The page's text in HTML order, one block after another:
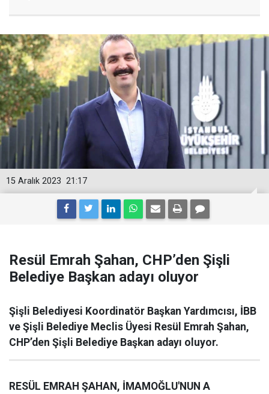
21:17
15 Aralık 2023
Resül Emrah Şahan, CHP’den Şişli
Belediye Başkan adayı oluyor
Şişli Belediyesi Koordinatör Başkan Yardımcısı, İBB
ve Şişli Belediye Meclis Üyesi Resül Emrah Şahan,
CHP’den Şişli Belediye Başkan adayı oluyor.
RESÜL EMRAH ŞAHAN, İMAMOĞLU'NUN A